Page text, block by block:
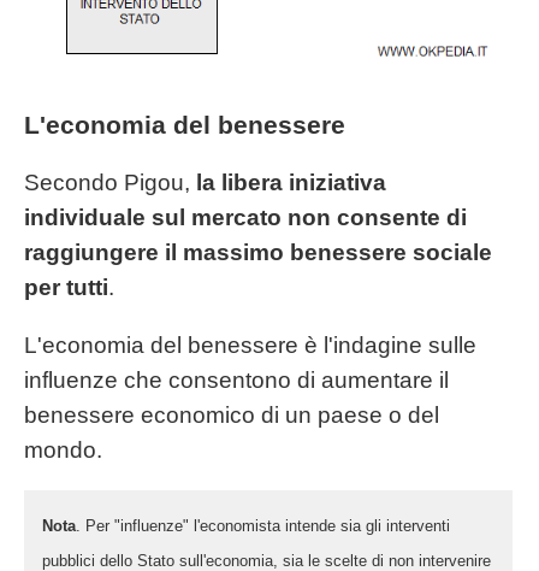
L'economia del benessere
Secondo Pigou, la libera iniziativa
individuale sul mercato non consente di
raggiungere il massimo benessere sociale
per tutti.
L'economia del benessere è l'indagine sulle
influenze che consentono di aumentare il
benessere economico di un paese o del
mondo.
Nota . Per "influenze" l'economista intende sia gli interventi
pubblici dello Stato sull'economia, sia le scelte di non intervenire